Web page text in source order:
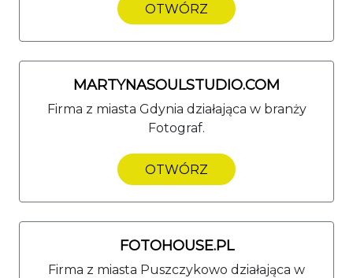
OTWÓRZ
MARTYNASOULSTUDIO.COM
Firma z miasta Gdynia działająca w branży
Fotograf.
OTWÓRZ
FOTOHOUSE.PL
Firma z miasta Puszczykowo działająca w